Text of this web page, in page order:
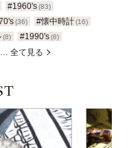
#1960's (83)
(36) #懐中時計 (16)
(8) #1990's (8)
… 全て見る